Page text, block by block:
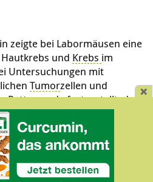
zeigte bei Labormäusen eine
und Krebs im
Untersuchungen mit
Tumorzellen und
Ratte wurde festgestellt, dass
) nur inTumorzellen,
Zellen auslöst.
Einfluss auf die Wirkung
dieTumor
wird die Wirkung